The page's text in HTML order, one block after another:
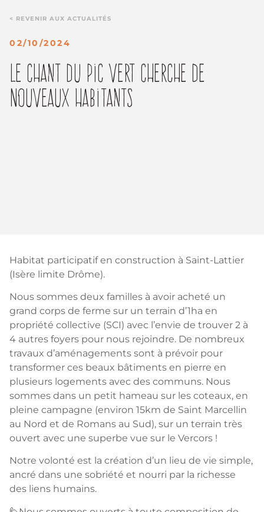
< REVENIR AUX ACTUALITÉS
02/10/2024
Le Chant Du Pic Vert Cherche De
Nouveaux Habitants
Habitat participatif en construction à Saint-Lattier
(Isère limite Drôme).
Nous sommes deux familles à avoir acheté un
grand corps de ferme sur un terrain d’1ha en
propriété collective (SCI) avec l’envie de trouver 2 à
4 autres foyers pour nous rejoindre. De nombreux
travaux d’aménagements sont à prévoir pour
transformer ces beaux bâtiments en pierre en
plusieurs logements avec des communs. Nous
sommes dans un petit hameau sur les coteaux, en
pleine campagne (environ 15km de Saint Marcellin
au Nord et de Romans au Sud), sur un terrain très
ouvert avec une superbe vue sur le Vercors !
Notre volonté est la création d’un lieu de vie simple,
ancré dans une sobriété et nourri par la richesse
des liens humains.